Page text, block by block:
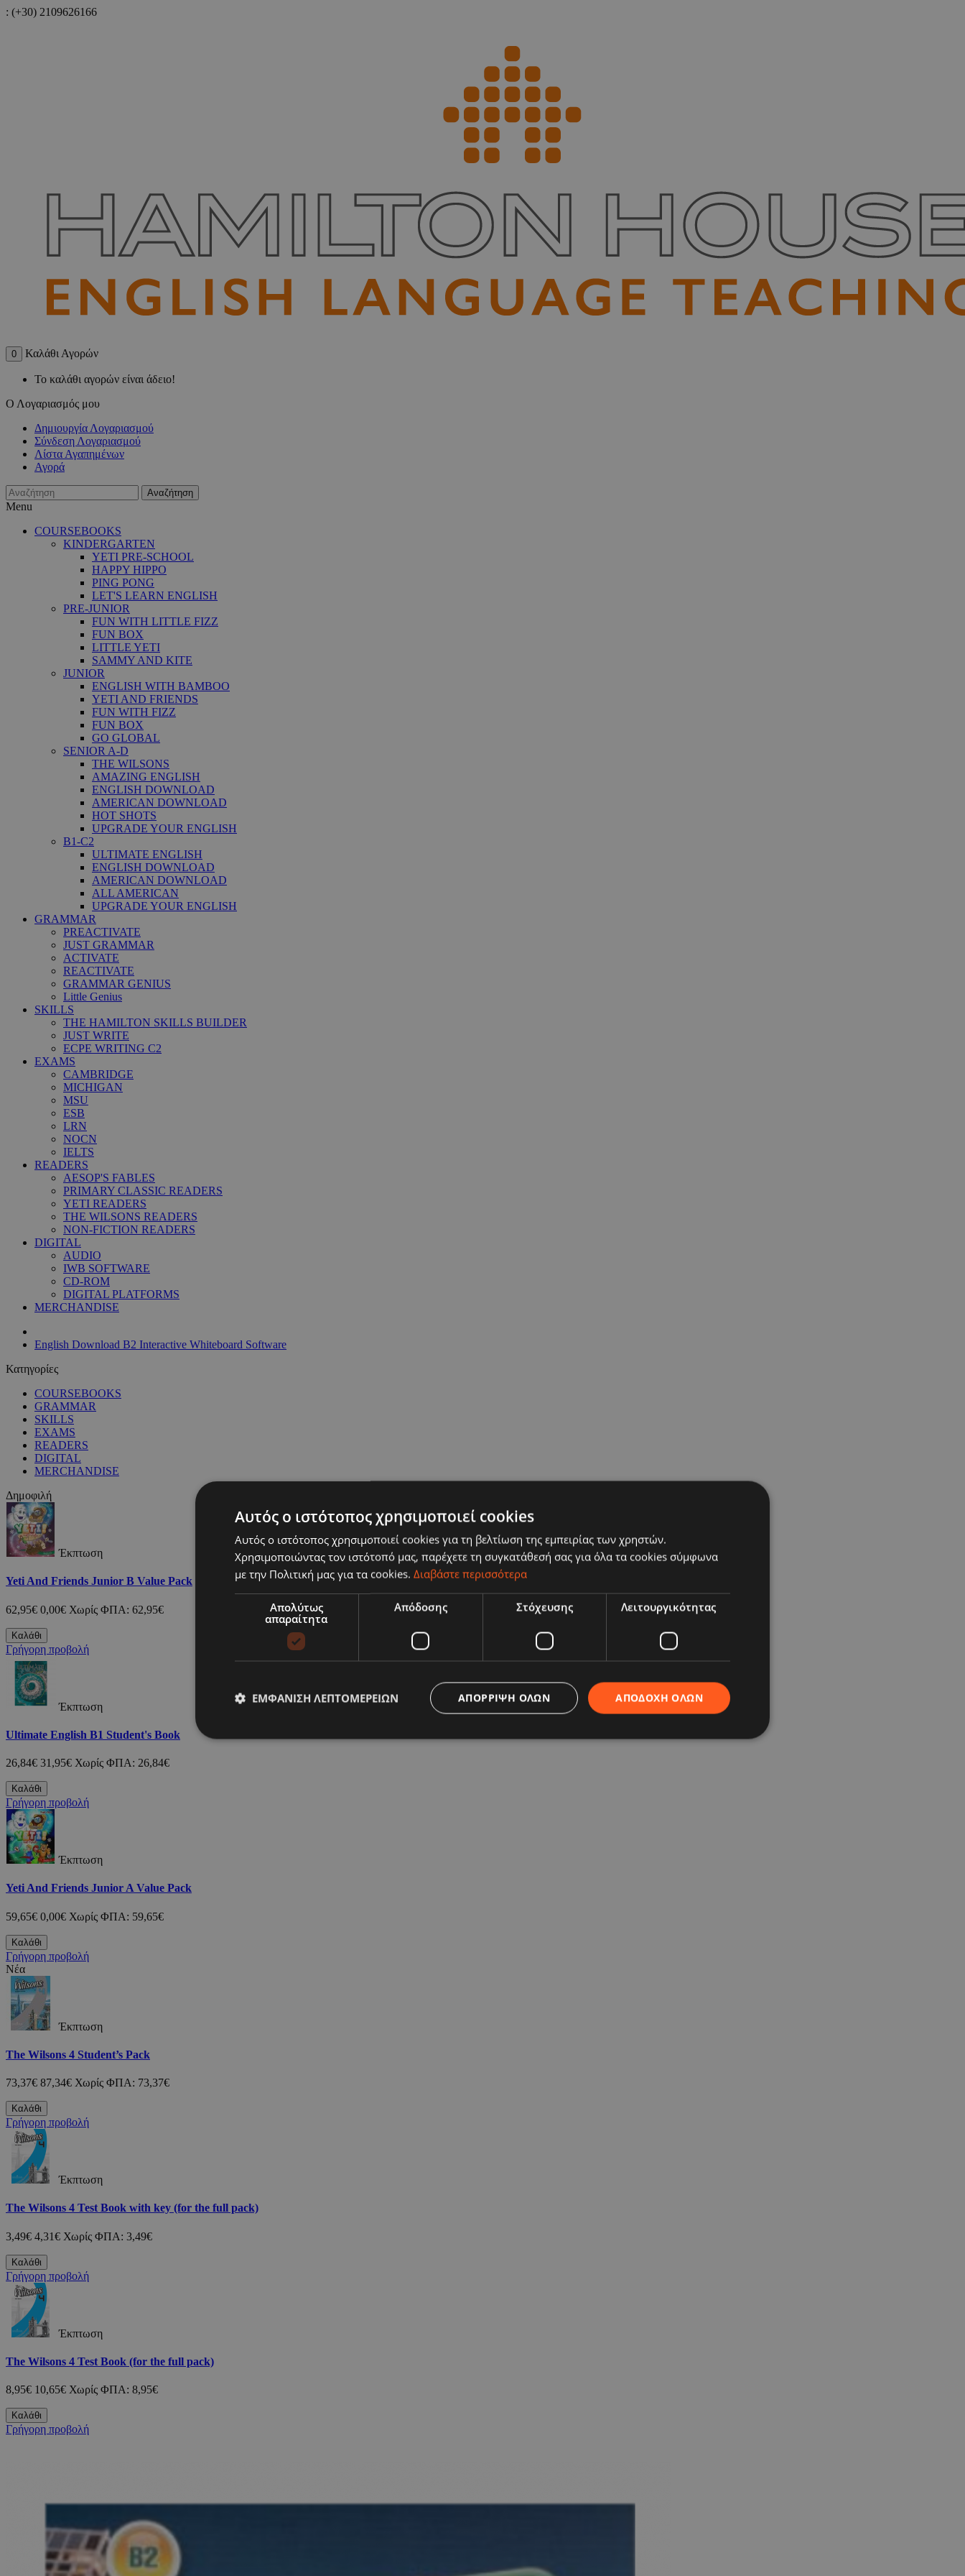
: (+30) 2109626166
0 Καλάθι Αγορών
Το καλάθι αγορών είναι άδειο!
Ο Λογαριασμός μου
Δημιουργία Λογαριασμού
Σύνδεση Λογαριασμού
Λίστα Αγαπημένων
Αγορά
Αναζήτηση
Menu
COURSEBOOKS
KINDERGARTEN
YETI PRE-SCHOOL
HAPPY HIPPO
PING PONG
LET'S LEARN ENGLISH
PRE-JUNIOR
FUN WITH LITTLE FIZZ
FUN BOX
LITTLE YETI
SAMMY AND KITE
JUNIOR
ENGLISH WITH BAMBOO
YETI AND FRIENDS
FUN WITH FIZZ
FUN BOX
GO GLOBAL
SENIOR A-D
THE WILSONS
AMAZING ENGLISH
ENGLISH DOWNLOAD
AMERICAN DOWNLOAD
HOT SHOTS
UPGRADE YOUR ENGLISH
B1-C2
ULTIMATE ENGLISH
ENGLISH DOWNLOAD
AMERICAN DOWNLOAD
ALL AMERICAN
UPGRADE YOUR ENGLISH
GRAMMAR
PREACTIVATE
JUST GRAMMAR
ACTIVATE
REACTIVATE
GRAMMAR GENIUS
Little Genius
SKILLS
THE HAMILTON SKILLS BUILDER
JUST WRITE
ECPE WRITING C2
EXAMS
CAMBRIDGE
MICHIGAN
MSU
ESB
LRN
NOCN
IELTS
READERS
AESOP'S FABLES
PRIMARY CLASSIC READERS
YETI READERS
THE WILSONS READERS
NON-FICTION READERS
DIGITAL
AUDIO
IWB SOFTWARE
CD-ROM
DIGITAL PLATFORMS
MERCHANDISE
English Download B2 Interactive Whiteboard Software
Κατηγορίες
COURSEBOOKS
GRAMMAR
SKILLS
EXAMS
READERS
DIGITAL
MERCHANDISE
Δημοφιλή
Έκπτωση
Yeti And Friends Junior B Value Pack
62,95€ 0,00€ Χωρίς ΦΠΑ: 62,95€
Καλάθι
Γρήγορη προβολή
Έκπτωση
Ultimate English B1 Student's Book
26,84€ 31,95€ Χωρίς ΦΠΑ: 26,84€
Καλάθι
Γρήγορη προβολή
Έκπτωση
Yeti And Friends Junior A Value Pack
59,65€ 0,00€ Χωρίς ΦΠΑ: 59,65€
Καλάθι
Γρήγορη προβολή
Νέα
Έκπτωση
The Wilsons 4 Student’s Pack
73,37€ 87,34€ Χωρίς ΦΠΑ: 73,37€
Καλάθι
Γρήγορη προβολή
Έκπτωση
The Wilsons 4 Test Book with key (for the full pack)
3,49€ 4,31€ Χωρίς ΦΠΑ: 3,49€
Καλάθι
Γρήγορη προβολή
Έκπτωση
The Wilsons 4 Test Book (for the full pack)
8,95€ 10,65€ Χωρίς ΦΠΑ: 8,95€
Καλάθι
Γρήγορη προβολή
Αυτός ο ιστότοπος χρησιμοποιεί cookies
Αυτός ο ιστότοπος χρησιμοποιεί cookies για τη βελτίωση της εμπειρίας των χρηστών.
Χρησιμοποιώντας τον ιστότοπό μας, παρέχετε τη συγκατάθεσή σας για όλα τα cookies σύμφωνα
με την Πολιτική μας για τα cookies. Διαβάστε περισσότερα
Απολύτως
απαραίτητα
Απόδοσης Στόχευσης Λειτουργικότητας
ΑΠΟΔΟΧΉ ΌΛΩΝ
ΑΠΌΡΡΙΨΗ ΌΛΩΝ
ΕΜΦΆΝΙΣΗ ΛΕΠΤΟΜΕΡΕΙΏΝ